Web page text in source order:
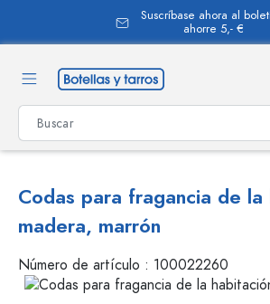
Suscríbase ahora al
ahorre 5,- €
Codas para fragancia de la
madera, marrón
Número de artículo : 100022260